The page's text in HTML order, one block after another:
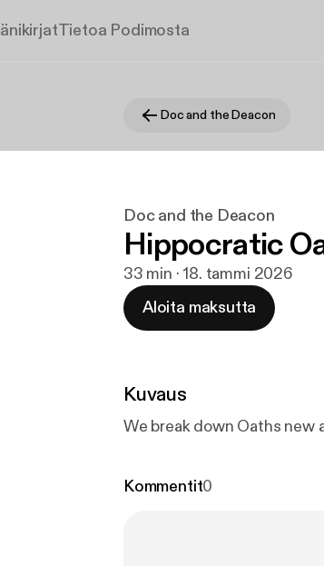
Tietoa Podimosta
Doc and the Deacon
Doc and the Deacon
Hippocratic
33 min · 18. tammi 2026
Aloita maksutta
Kuvaus
We break down Oaths new
Kommentit0